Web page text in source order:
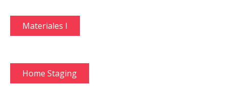
Materiales I
Home Staging